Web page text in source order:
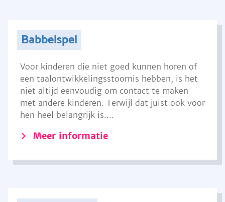
Babbelspel
Voor kinderen die niet goed kunnen horen of
een taalontwikkelingsstoornis hebben, is het
niet altijd eenvoudig om contact te maken
met andere kinderen. Terwijl dat juist ook voor
hen heel belangrijk is....
Meer informatie